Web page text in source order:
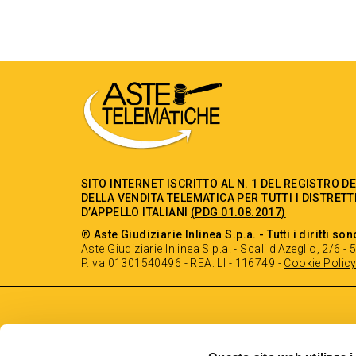
SITO INTERNET ISCRITTO AL N. 1 DEL REGISTRO
DELLA VENDITA TELEMATICA PER TUTTI I
D’APPELLO ITALIANI (PDG 01.08.2017)
® Aste Giudiziarie Inlinea S.p.a. - Tutti i diritti
Aste Giudiziarie Inlinea S.p.a. - Scali d'Azeglio, 2/6 -
P.Iva 01301540496 - REA: LI - 116749 - Cookie Policy